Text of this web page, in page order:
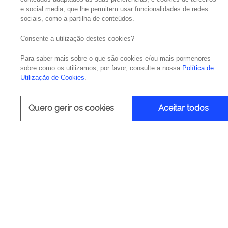
Prepare-se para o IDC Middle East CIO
Dubai. Este evento assinala a
primeira
estabelecidos e consolidando a nossa
Não perca a inspiradora apresentação de
apresentação abordará, também, a
aplicações mais robustas, escaláveis e
Alberto Ferreira, Managing
e social media, que lhe permitem usar funcionalidades de redes
sociais, como a partilha de conteúdos.
Consente a utilização destes cookies?
Para saber mais sobre o que são cookies e/ou mais pormenores
sobre como os utilizamos, por favor, consulte a nossa Política de
Utilização de Cookies.
Quero gerir os cookies Aceitar todos